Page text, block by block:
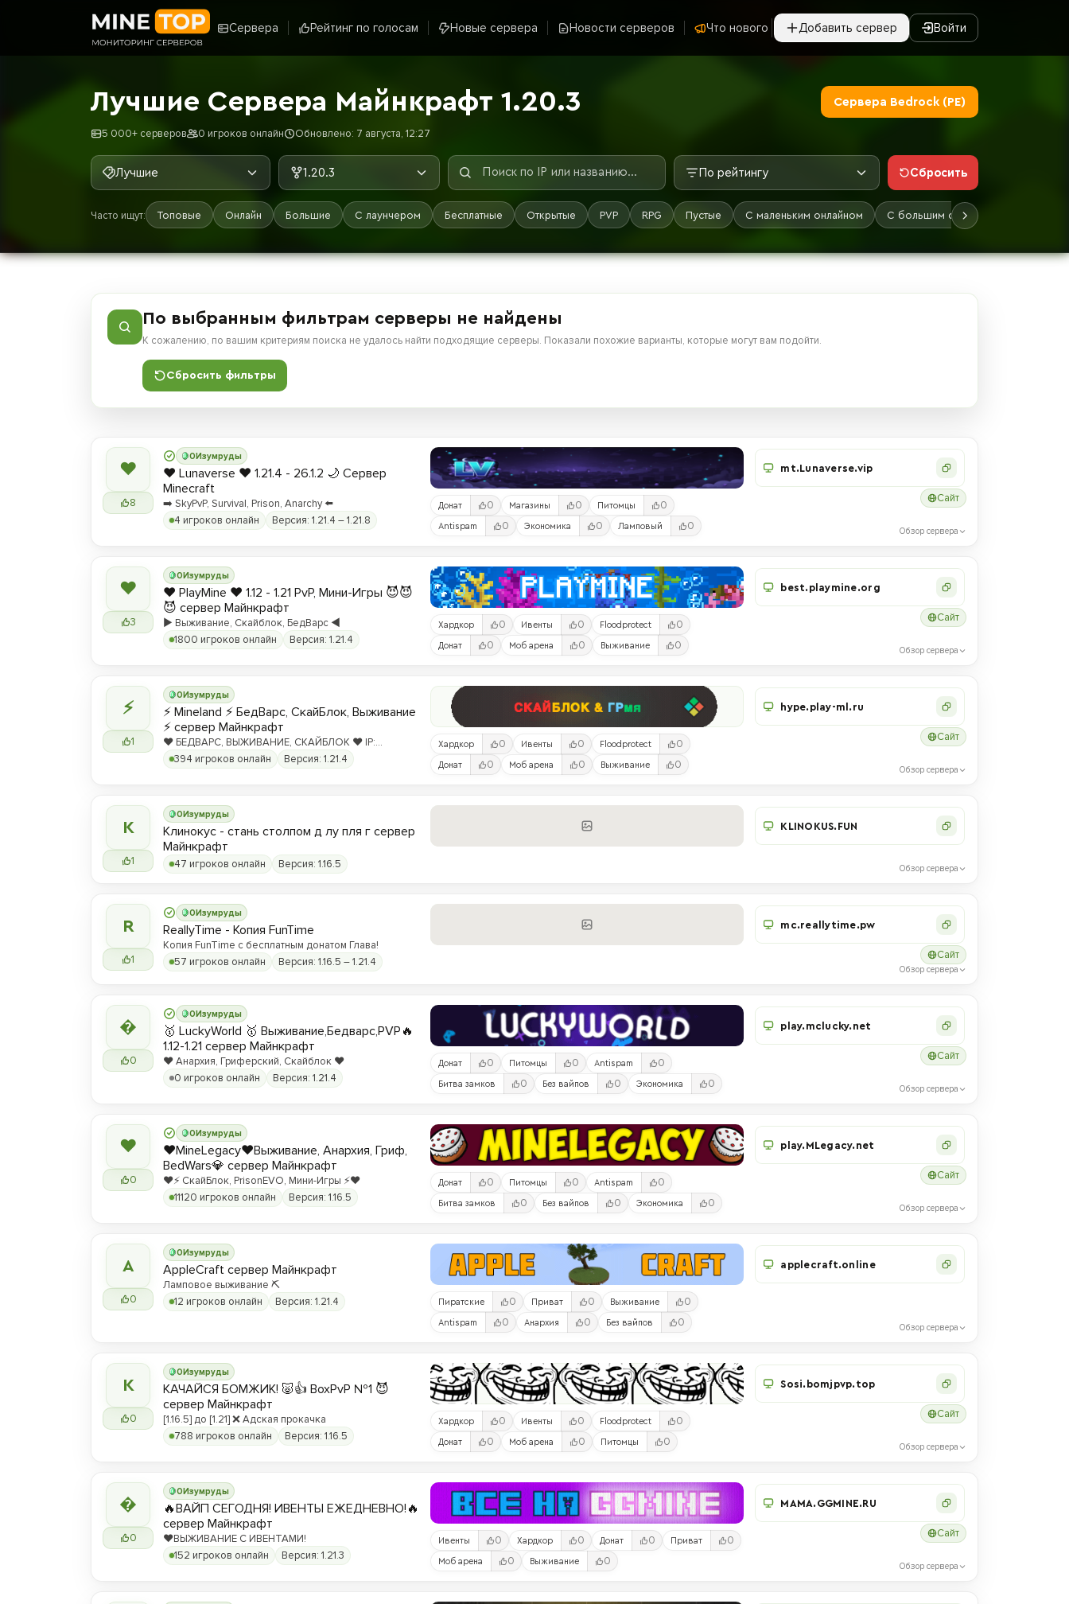
Сервера Рейтинг по голосам Новые сервера Новости серверов Что нового Добавить сервер Войти
Лучшие Сервера Майнкрафт 1.20.3
5 000+ серверов 0 игроков онлайн Обновлено: 7 августа, 12:27
Сервера Bedrock (PE)
Лучшие 1.20.3 По рейтингу Сбросить
Часто ищут: Топовые Онлайн Большие С лаунчером Бесплатные Открытые PVP RPG Пустые С маленьким онлайном С большим онлайном
По выбранным фильтрам серверы не найдены
К сожалению, по вашим критериям поиска не удалось найти подходящие серверы. Показали похожие варианты, которые могут вам подойти.
Сбросить фильтры
❤
8
0Изумруды
❤️ Lunaverse ❤️ 1.21.4 - 26.1.2 🌙 Сервер
Minecraft
➡️ SkyPvP, Survival, Prison, Anarchy ⬅️
4 игроков онлайн
Версия: 1.21.4 – 1.21.8
Донат 0 Магазины 0 Питомцы 0
Antispam 0 Экономика 0 Ламповый 0
mt.Lunaverse.vip
Сайт
Обзор сервера
❤
3
0Изумруды
❤️ PlayMine ❤️ 1.12 - 1.21 PvP, Мини-Игры 😈😈
😈 сервер Майнкрафт
▶️ Выживание, Скайблок, БедВарс ◀️
1800 игроков онлайн
Версия: 1.21.4
Хардкор 0 Ивенты 0 Floodprotect 0
Донат 0 Моб арена 0 Выживание 0
best.playmine.org
Сайт
Обзор сервера
⚡
1
0Изумруды
⚡ Mineland ⚡ БедВарс, СкайБлок, Выживание
⚡ сервер Майнкрафт
❤️ БЕДВАРС, ВЫЖИВАНИЕ, СКАЙБЛОК ❤️ IP:
hype.play-ml.ru ❤️
394 игроков онлайн Версия: 1.21.4
Хардкор 0 Ивенты 0 Floodprotect 0
Донат 0 Моб арена 0 Выживание 0
hype.play-ml.ru
Сайт
Обзор сервера
К
1
0Изумруды
Клинокус - стань столпом д лу пля г сервер
Майнкрафт
47 игроков онлайн Версия: 1.16.5
KLINOKUS.FUN
Обзор сервера
R
1
0Изумруды
ReallyTime - Копия FunTime
Копия FunTime с бесплатным донатом Глава!
57 игроков онлайн
Версия: 1.16.5 – 1.21.4
mc.reallytime.pw
Сайт
Обзор сервера

0
0Изумруды
🥇 LuckyWorld 🥇 Выживание,Бедварс,PVP🔥
1.12-1.21 сервер Майнкрафт
❤️ Анархия, Гриферский, Скайблок ❤️
0 игроков онлайн
Версия: 1.21.4
Донат 0 Питомцы 0 Antispam 0
Битва замков 0 Без вайпов 0 Экономика 0
play.mclucky.net
Сайт
Обзор сервера
❤
0
0Изумруды
❤️MineLegacy❤️Выживание, Анархия, Гриф,
BedWars💎 сервер Майнкрафт
❤️⚡️ СкайБлок, PrisonEVO, Мини-Игры ⚡️❤️
11120 игроков онлайн
Версия: 1.16.5
Донат 0 Питомцы 0 Antispam 0
Битва замков 0 Без вайпов 0 Экономика 0
play.MLegacy.net
Сайт
Обзор сервера
A
0
0Изумруды
AppleCraft сервер Майнкрафт
Ламповое выживание ⛏️
12 игроков онлайн
Версия: 1.21.4 Пиратские 0 Приват 0 Выживание 0
Antispam 0 Анархия 0 Без вайпов 0
applecraft.online
Обзор сервера
К
0
0Изумруды
КАЧАЙСЯ БОМЖИК! 🐷👍 BoxPvP №1 😈
сервер Майнкрафт
[1.16.5] до [1.21] ❌ Адская прокачка
788 игроков онлайн
Версия: 1.16.5
Хардкор 0 Ивенты 0 Floodprotect 0
Донат 0 Моб арена 0 Питомцы 0
Sosi.bomjpvp.top
Сайт
Обзор сервера

0
0Изумруды
🔥ВАЙП СЕГОДНЯ! ИВЕНТЫ ЕЖЕДНЕВНО!🔥
сервер Майнкрафт
❤️ВЫЖИВАНИЕ С ИВЕНТАМИ!
152 игроков онлайн
Версия: 1.21.3
Ивенты 0 Хардкор 0 Донат 0 Приват 0
Моб арена 0 Выживание 0
MAMA.GGMINE.RU
Сайт
Обзор сервера